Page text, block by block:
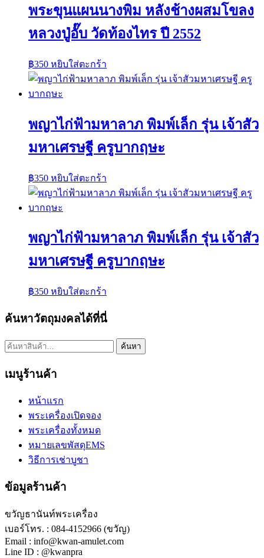
พระขุนแผนนางพิม หลังช้างผสมโขลง
หลวงปู่อั๊บ วัดท้องไทร ปี 2552
฿350 หยิบใส่ตะกร้า
พญาไก่ฟ้ามหาลาภ พิมพ์เล็ก รุ่น เจ้าสัว
มหาเศรษฐี ครูบากฤษะ
฿350 หยิบใส่ตะกร้า
พญาไก่ฟ้ามหาลาภ พิมพ์เล็ก รุ่น เจ้าสัว
มหาเศรษฐี ครูบากฤษะ
฿350 หยิบใส่ตะกร้า
ค้นหาวัตถุมงคลได้ที่นี่
ค้นหา: ค้นหา
เมนูร้านค้า
หน้าแรก
พระเครื่องเปิดจอง
พระเครื่องทั้งหมด
หมายเลขพัสดุEMS
วิธีการเช่าบูชา
ข้อมูลร้านค้า
ขวัญธานันท์พระเครื่อง
เบอร์โทร. : 084-4152966 (ขวัญ)
Email : info@kwan-amulet.com
Line ID : @kwanpra